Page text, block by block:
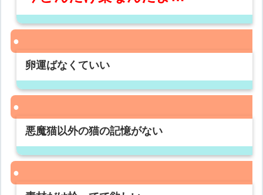
卵運ばなくていい
悪魔猫以外の猫の記憶がない